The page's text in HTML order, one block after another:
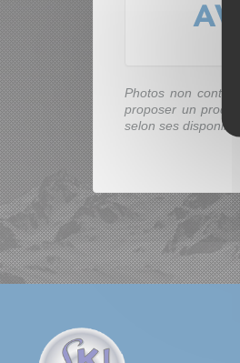
Photos non
proposer un
selon ses